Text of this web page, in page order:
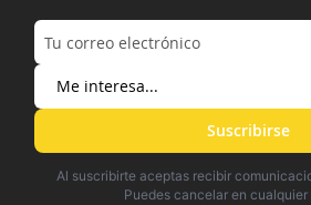
Suscribirse
Al suscribirte aceptas recibir
Puedes cancelar en cualquier